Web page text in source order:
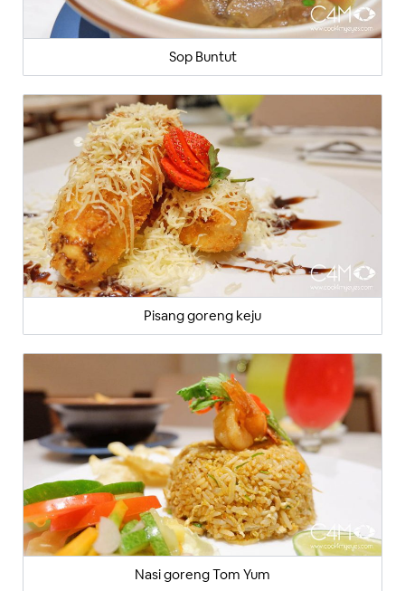
Sop Buntut
Pisang goreng keju
Nasi goreng Tom Yum